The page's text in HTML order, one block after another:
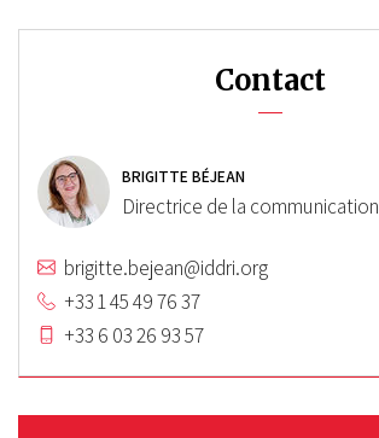
Contact
BRIGITTE BÉJEAN
Directrice de la communication
brigitte.bejean@iddri.org
+33 1 45 49 76 37
+33 6 03 26 93 57